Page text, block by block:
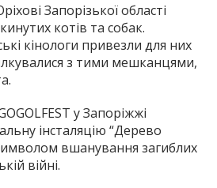
Запорізької області
котів та собак.
кінологи привезли для них
з тими мешканцями,
у Запоріжжі
інсталяцію “Дерево
символом вшанування загиблих
війні.